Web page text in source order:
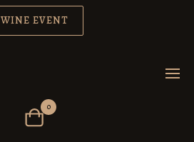
WINE EVENT
0